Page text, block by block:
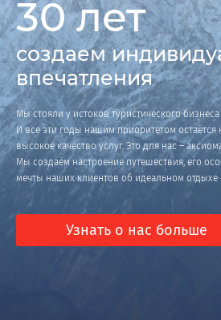
30 лет
создаем
впечатления
Мы стояли у истоков туристического
И все эти годы нашим приоритетом остаётся
высокое качество услуг. Это для нас –
Мы создаём настроение путешествия, его
мечты наших клиентов об идеальном отдыхе
Узнать о нас больше